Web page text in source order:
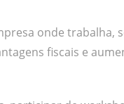
onde trabalha,
fiscais e